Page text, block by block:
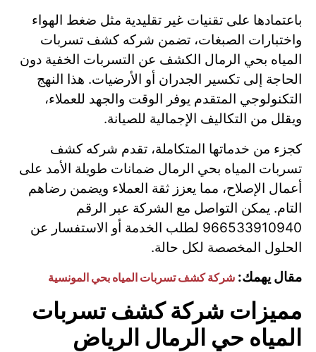
باعتمادها على تقنيات غير تقليدية مثل ضغط الهواء
واختبارات الصبغات، تضمن شركه كشف تسربات
المياه بحي الرمال الكشف عن التسربات الخفية دون
الحاجة إلى تكسير الجدران أو الأرضيات. هذا النهج
التكنولوجي المتقدم يوفر الوقت والجهد للعملاء،
ويقلل من التكاليف الإجمالية للصيانة.
كجزء من خدماتها المتكاملة، تقدم شركه كشف
تسربات المياه بحي الرمال ضمانات طويلة الأمد على
أعمال الإصلاح، مما يعزز ثقة العملاء ويضمن رضاهم
التام. يمكن التواصل مع الشركة عبر الرقم
966533910940 لطلب الخدمة أو الاستفسار عن
الحلول المخصصة لكل حالة.
مقال يهمك: شركة كشف تسربات المياه بحي المونسية
مميزات شركة كشف تسربات
المياه حي الرمال الرياض